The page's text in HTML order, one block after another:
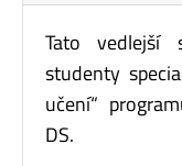
Tato vedlejší
studenty
učení“
DS.